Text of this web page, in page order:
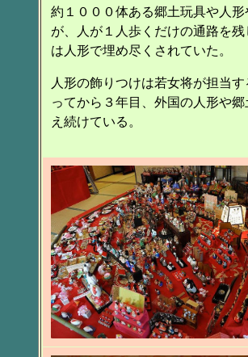
約１０００体ある郷土玩具や人形
が、人が１人歩くだけの通路を残
は人形で埋め尽くされていた
人形の飾りつけは若女将が担当
ってから３年目、外国の人形や
え続けている。